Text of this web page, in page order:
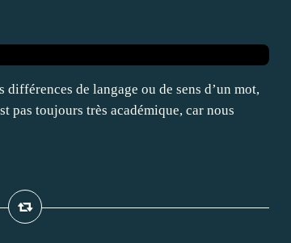
de langage ou de sens d’un mot,
pas toujours très académique, car nous